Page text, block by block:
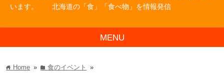
います。 北海道の「食」「食べ物」を情報発信
MENU
home Home » folder食のイベント »